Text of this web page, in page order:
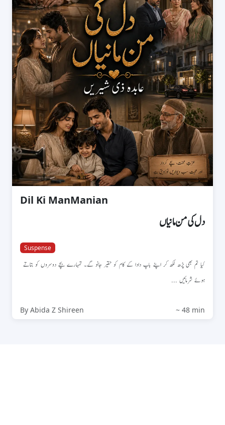
Dil Ki ManManian
دل کی من مانیاں
Suspense
کیا تم بھی پڑھ لکھ کر اپنے باپ دادا کے کام کو حقیر جانو گے۔ تمہارے بچے دوسروں کو بتاتے
ہوئے شرمائیں ...
By Abida Z Shireen ~ 48 min